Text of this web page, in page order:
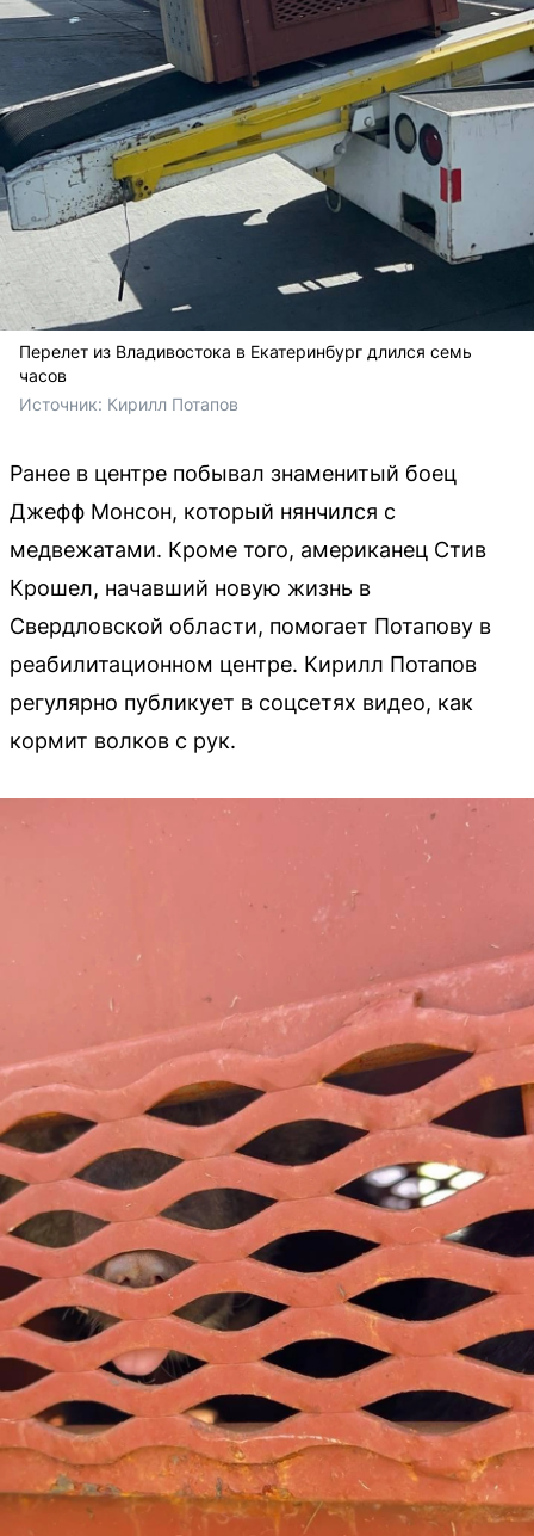
Перелет из Владивостока в Екатеринбург длился семь
часов
Источник: Кирилл Потапов
Ранее в центре побывал знаменитый боец
Джефф Монсон, который нянчился с
медвежатами. Кроме того, американец Стив
Крошел, начавший новую жизнь в
Свердловской области, помогает Потапову в
реабилитационном центре. Кирилл Потапов
регулярно публикует в соцсетях видео, как
кормит волков с рук.